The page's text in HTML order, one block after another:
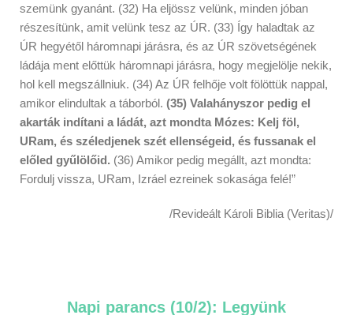
szemünk gyanánt. (32) Ha eljössz velünk, minden jóban
részesítünk, amit velünk tesz az ÚR. (33) Így haladtak az
ÚR hegyétől háromnapi járásra, és az ÚR szövetségének
ládája ment előttük háromnapi járásra, hogy megjelölje nekik,
hol kell megszállniuk. (34) Az ÚR felhője volt fölöttük nappal,
amikor elindultak a táborból. (35) Valahányszor pedig el
akarták indítani a ládát, azt mondta Mózes: Kelj föl,
URam, és széledjenek szét ellenségeid, és fussanak el
előled gyűlölőid. (36) Amikor pedig megállt, azt mondta:
Fordulj vissza, URam, Izráel ezreinek sokasága felé!”
/Revideált Károli Biblia (Veritas)/
Napi parancs (10/2): Legyünk